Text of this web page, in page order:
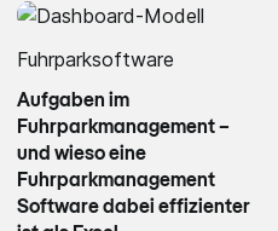
Fuhrparksoftware
Aufgaben im
Fuhrparkmanagement –
und wieso eine
Fuhrparkmanagement
Software dabei effizienter